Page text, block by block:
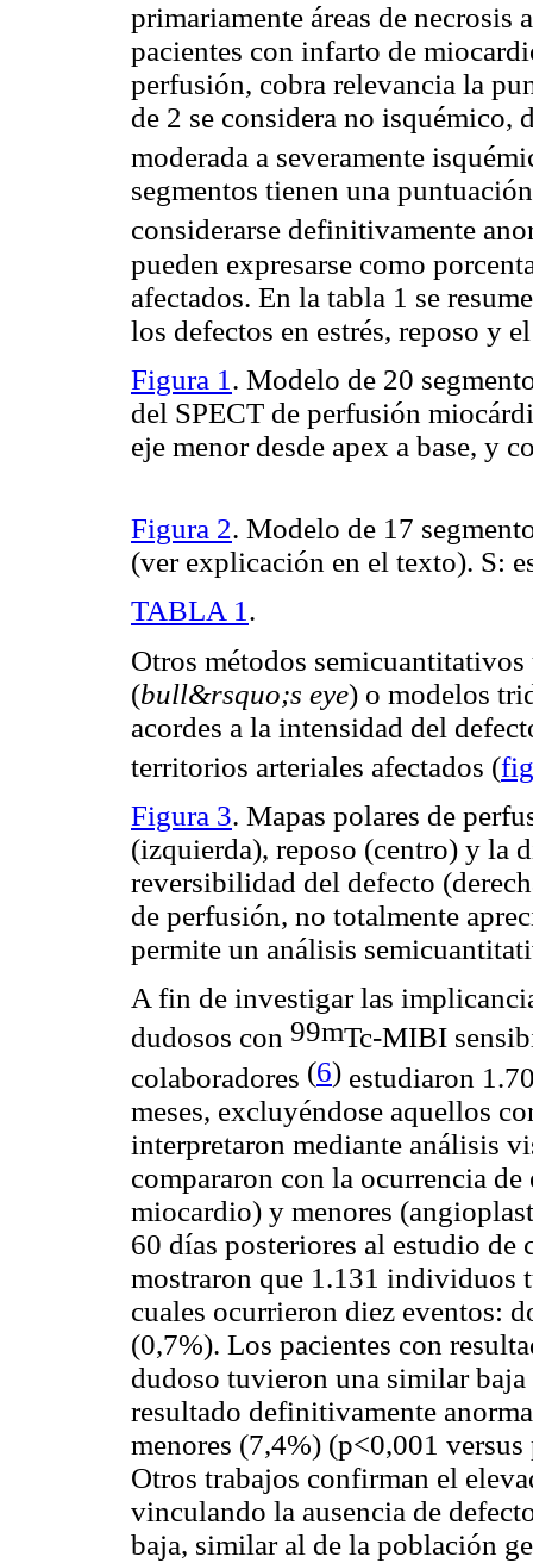
primariamente áreas de
pacientes con infarto de
perfusión, cobra relevancia la
de 2 se considera no isquémico,
moderada a severamente
segmentos tienen una
considerarse definitivamente
pueden expresarse como
afectados. En la tabla 1 se
los defectos en estrés, reposo y
Figura 1 . Modelo de 20
del SPECT de perfusión
eje menor desde apex a base, y
Figura 2. Modelo de 17
(ver explicación en el texto). S:
TABLA 1.
Otros métodos
(bull&rsquo;s eye) o modelos
acordes a la intensidad del
territorios arteriales afectados (
Figura 3. Mapas polares de
(izquierda), reposo (centro) y la
reversibilidad del defecto
de perfusión, no totalmente
permite un análisis
A fin de investigar las
dudosos con 99mTc-MIBI
colaboradores (6) estudiaron
meses, excluyéndose aquellos
interpretaron mediante análisis
compararon con la ocurrencia
miocardio) y menores
60 días posteriores al estudio
mostraron que 1.131 individuos
cuales ocurrieron diez eventos:
(0,7%). Los pacientes con
dudoso tuvieron una similar baja
resultado definitivamente
menores (7,4%) (p<0,001
Otros trabajos confirman el
vinculando la ausencia de
baja, similar al de la población